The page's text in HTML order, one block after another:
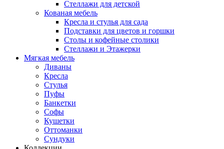
Стеллажи для детской
Кованая мебель
Кресла и стулья для сада
Подставки для цветов и горшки
Столы и кофейные столики
Стеллажи и Этажерки
Мягкая мебель
Диваны
Кресла
Стулья
Пуфы
Банкетки
Софы
Кушетки
Оттоманки
Сундуки